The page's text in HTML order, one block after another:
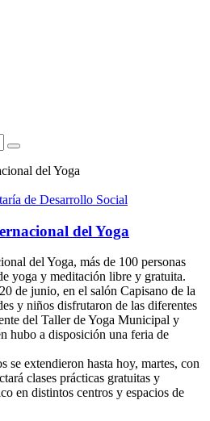
de Desarrollo Social
del Yoga
del Yoga, más de 100 personas
yoga y meditación libre y gratuita.
de junio, en el salón Capisano de la
y niños disfrutaron de las diferentes
del Taller de Yoga Municipal y
hubo a disposición una feria de
se extendieron hasta hoy, martes, con
clases prácticas gratuitas y
en distintos centros y espacios de